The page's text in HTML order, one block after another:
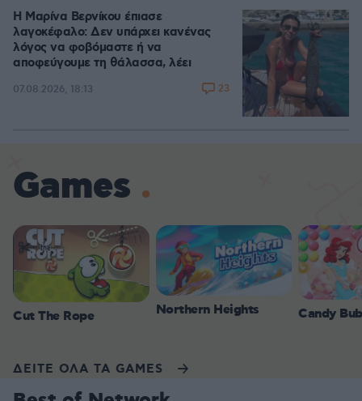
Η Μαρίνα Βερνίκου έπιασε
λαγοκέφαλο: Δεν υπάρχει κανένας
λόγος να φοβόμαστε ή να
αποφεύγουμε τη θάλασσα, λέει
07.08.2026, 18:13 23
Games
Cut The Rope Northern Heights Candy
ΔΕΙΤΕ ΟΛΑ ΤΑ GAMES